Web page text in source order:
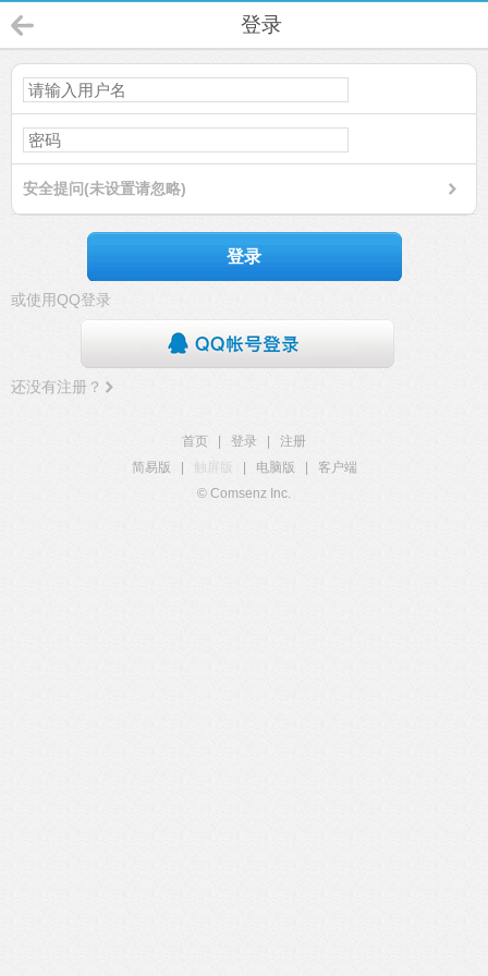
登录
安全提问(未设置请忽略)
登录
或使用QQ登录
还没有注册？
首页 登录
注册
简易版
触屏版 电脑版
客户端
© Comsenz Inc.